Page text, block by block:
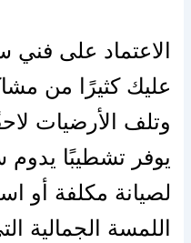
الاعتماد على فني
عليك كثيرًا من
وتلف الأرضيات
يوفر تشطيبًا
لصيانة مكلفة أو
اللمسة الجمالية